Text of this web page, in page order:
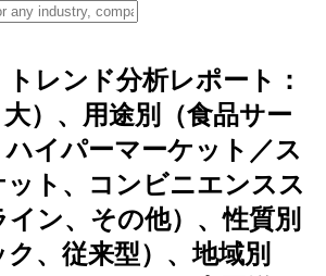
レンド分析レポート：
）、用途別（食品サー
ハイパーマーケット／ス
ット、コンビニエンスス
イン、その他）、性質別
ク、従来型）、地域別